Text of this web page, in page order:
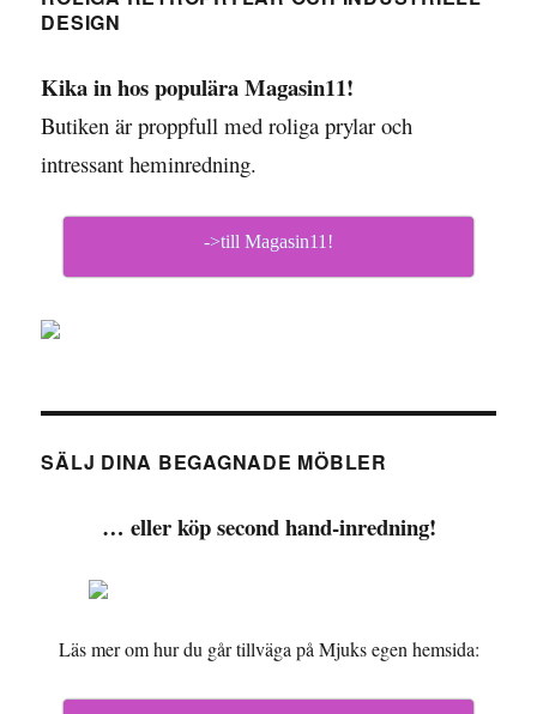
DESIGN
Kika in hos populära Magasin11!
Butiken är proppfull med roliga prylar och
intressant heminredning.
->till Magasin11!
SÄLJ DINA BEGAGNADE MÖBLER
… eller köp second hand-inredning!
Läs mer om hur du går tillväga på Mjuks egen hemsida: